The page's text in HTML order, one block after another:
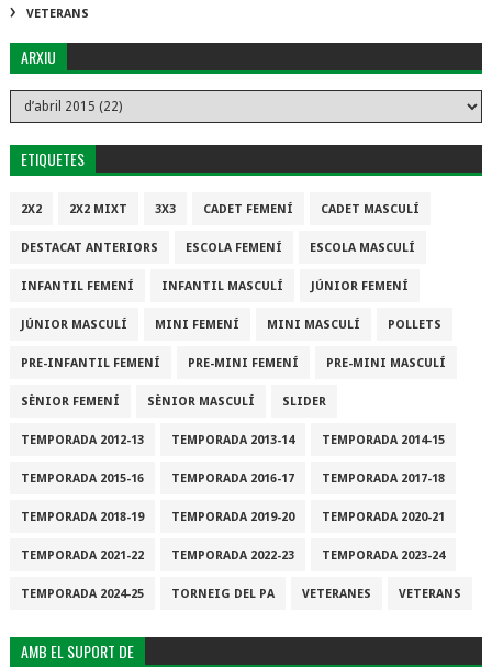
VETERANS
ARXIU
ETIQUETES
2X2 2X2 MIXT 3X3 CADET FEMENÍ CADET MASCULÍ
DESTACAT ANTERIORS ESCOLA FEMENÍ ESCOLA MASCULÍ
INFANTIL FEMENÍ INFANTIL MASCULÍ JÚNIOR FEMENÍ
JÚNIOR MASCULÍ MINI FEMENÍ MINI MASCULÍ POLLETS
PRE-INFANTIL FEMENÍ PRE-MINI FEMENÍ PRE-MINI MASCULÍ
SÈNIOR FEMENÍ SÈNIOR MASCULÍ SLIDER
TEMPORADA 2012-13 TEMPORADA 2013-14 TEMPORADA 2014-15
TEMPORADA 2015-16 TEMPORADA 2016-17 TEMPORADA 2017-18
TEMPORADA 2018-19 TEMPORADA 2019-20 TEMPORADA 2020-21
TEMPORADA 2021-22 TEMPORADA 2022-23 TEMPORADA 2023-24
TEMPORADA 2024-25 TORNEIG DEL PA VETERANES VETERANS
AMB EL SUPORT DE